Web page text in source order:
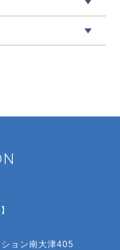
ョン南大津405